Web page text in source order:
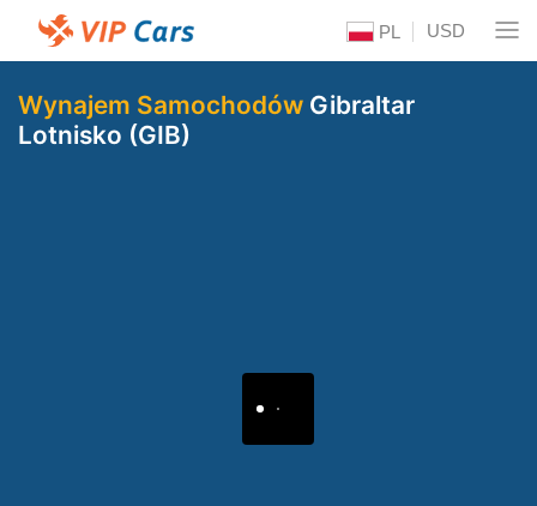
PL USD
Wynajem Samochodów Gibraltar
Lotnisko (GIB)